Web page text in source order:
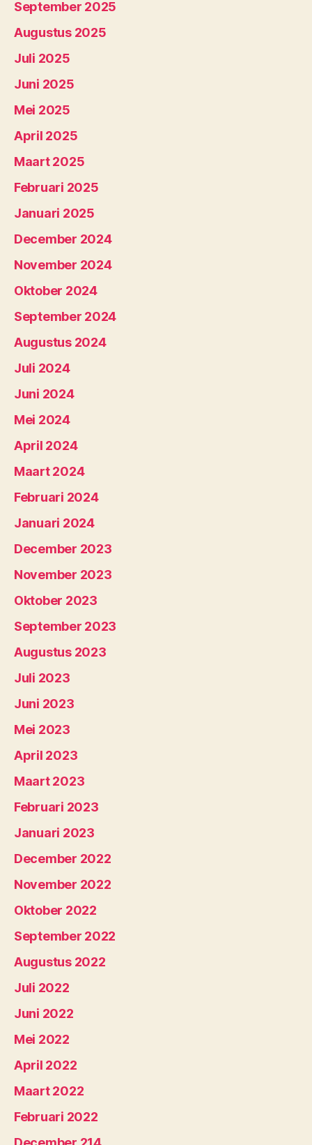
September 2025
Augustus 2025
Juli 2025
Juni 2025
Mei 2025
April 2025
Maart 2025
Februari 2025
Januari 2025
December 2024
November 2024
Oktober 2024
September 2024
Augustus 2024
Juli 2024
Juni 2024
Mei 2024
April 2024
Maart 2024
Februari 2024
Januari 2024
December 2023
November 2023
Oktober 2023
September 2023
Augustus 2023
Juli 2023
Juni 2023
Mei 2023
April 2023
Maart 2023
Februari 2023
Januari 2023
December 2022
November 2022
Oktober 2022
September 2022
Augustus 2022
Juli 2022
Juni 2022
Mei 2022
April 2022
Maart 2022
Februari 2022